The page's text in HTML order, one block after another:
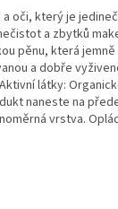
oči, který je
a zbytků
pěnu, která
a dobře
látky:
naneste na
vrstva.